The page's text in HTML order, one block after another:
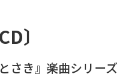
〕
さき』楽曲シリーズ